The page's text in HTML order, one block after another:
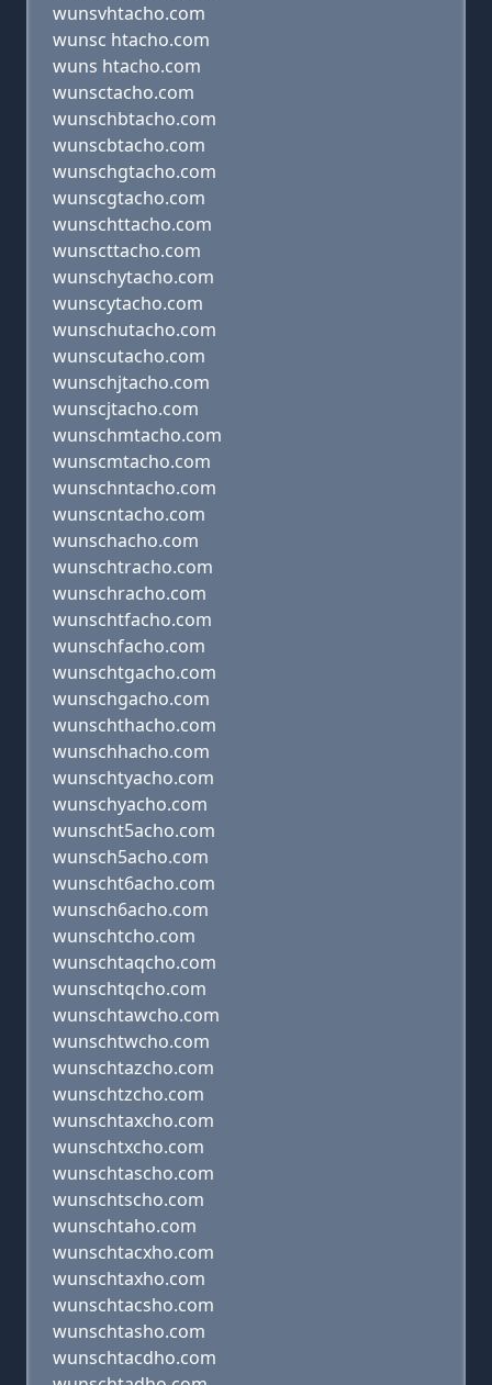
wunsvhtacho.com
wunsc htacho.com
wuns htacho.com
wunsctacho.com
wunschbtacho.com
wunscbtacho.com
wunschgtacho.com
wunscgtacho.com
wunschttacho.com
wunscttacho.com
wunschytacho.com
wunscytacho.com
wunschutacho.com
wunscutacho.com
wunschjtacho.com
wunscjtacho.com
wunschmtacho.com
wunscmtacho.com
wunschntacho.com
wunscntacho.com
wunschacho.com
wunschtracho.com
wunschracho.com
wunschtfacho.com
wunschfacho.com
wunschtgacho.com
wunschgacho.com
wunschthacho.com
wunschhacho.com
wunschtyacho.com
wunschyacho.com
wunscht5acho.com
wunsch5acho.com
wunscht6acho.com
wunsch6acho.com
wunschtcho.com
wunschtaqcho.com
wunschtqcho.com
wunschtawcho.com
wunschtwcho.com
wunschtazcho.com
wunschtzcho.com
wunschtaxcho.com
wunschtxcho.com
wunschtascho.com
wunschtscho.com
wunschtaho.com
wunschtacxho.com
wunschtaxho.com
wunschtacsho.com
wunschtasho.com
wunschtacdho.com